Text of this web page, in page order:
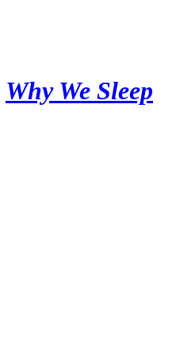
Why We Sleep